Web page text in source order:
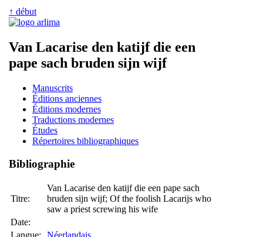
↑ début
Van Lacarise den katijf die een
pape sach bruden sijn wijf
Manuscrits
Éditions anciennes
Éditions modernes
Traductions modernes
Études
Répertoires bibliographiques
Bibliographie
Titre:
Van Lacarise den katijf die een pape sach
bruden sijn wijf; Of the foolish Lacarijs who
saw a priest screwing his wife
Date: